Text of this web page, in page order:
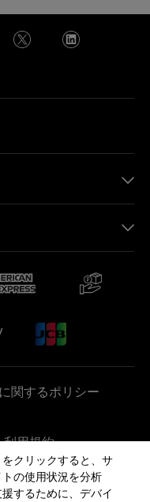
関するポリシー
利用規約
に基づく表示
クリックすると、サ
の使用状況を分析
するために、デバイ